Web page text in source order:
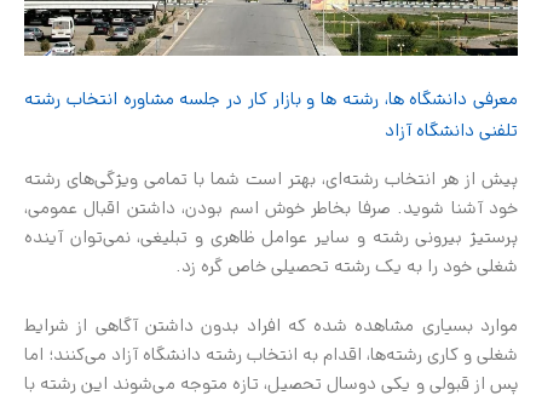
معرفی دانشگاه ها، رشته ها و بازار کار در جلسه مشاوره انتخاب رشته
تلفنی دانشگاه آزاد
پیش از هر انتخاب رشته‌ای، بهتر است شما با تمامی ویژگی‌های رشته
خود آشنا شوید. صرفا بخاطر خوش اسم بودن، داشتن اقبال عمومی،
پرستیژ بیرونی رشته و سایر عوامل ظاهری و تبلیغی، نمی‌توان آینده
شغلی خود را به یک رشته تحصیلی خاص گره زد.
موارد بسیاری مشاهده شده که افراد بدون داشتن آگاهی از شرایط
شغلی و کاری رشته‌ها، اقدام به انتخاب رشته دانشگاه آزاد می‌کنند؛ اما
پس از قبولی و یکی دوسال تحصیل، تازه متوجه می‌شوند این رشته با